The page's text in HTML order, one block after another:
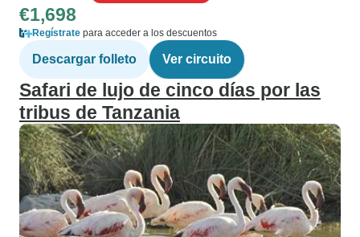
€1,698
Regístrate para acceder a los descuentos
Descargar folleto Ver circuito
Safari de lujo de cinco días por las
tribus de Tanzania